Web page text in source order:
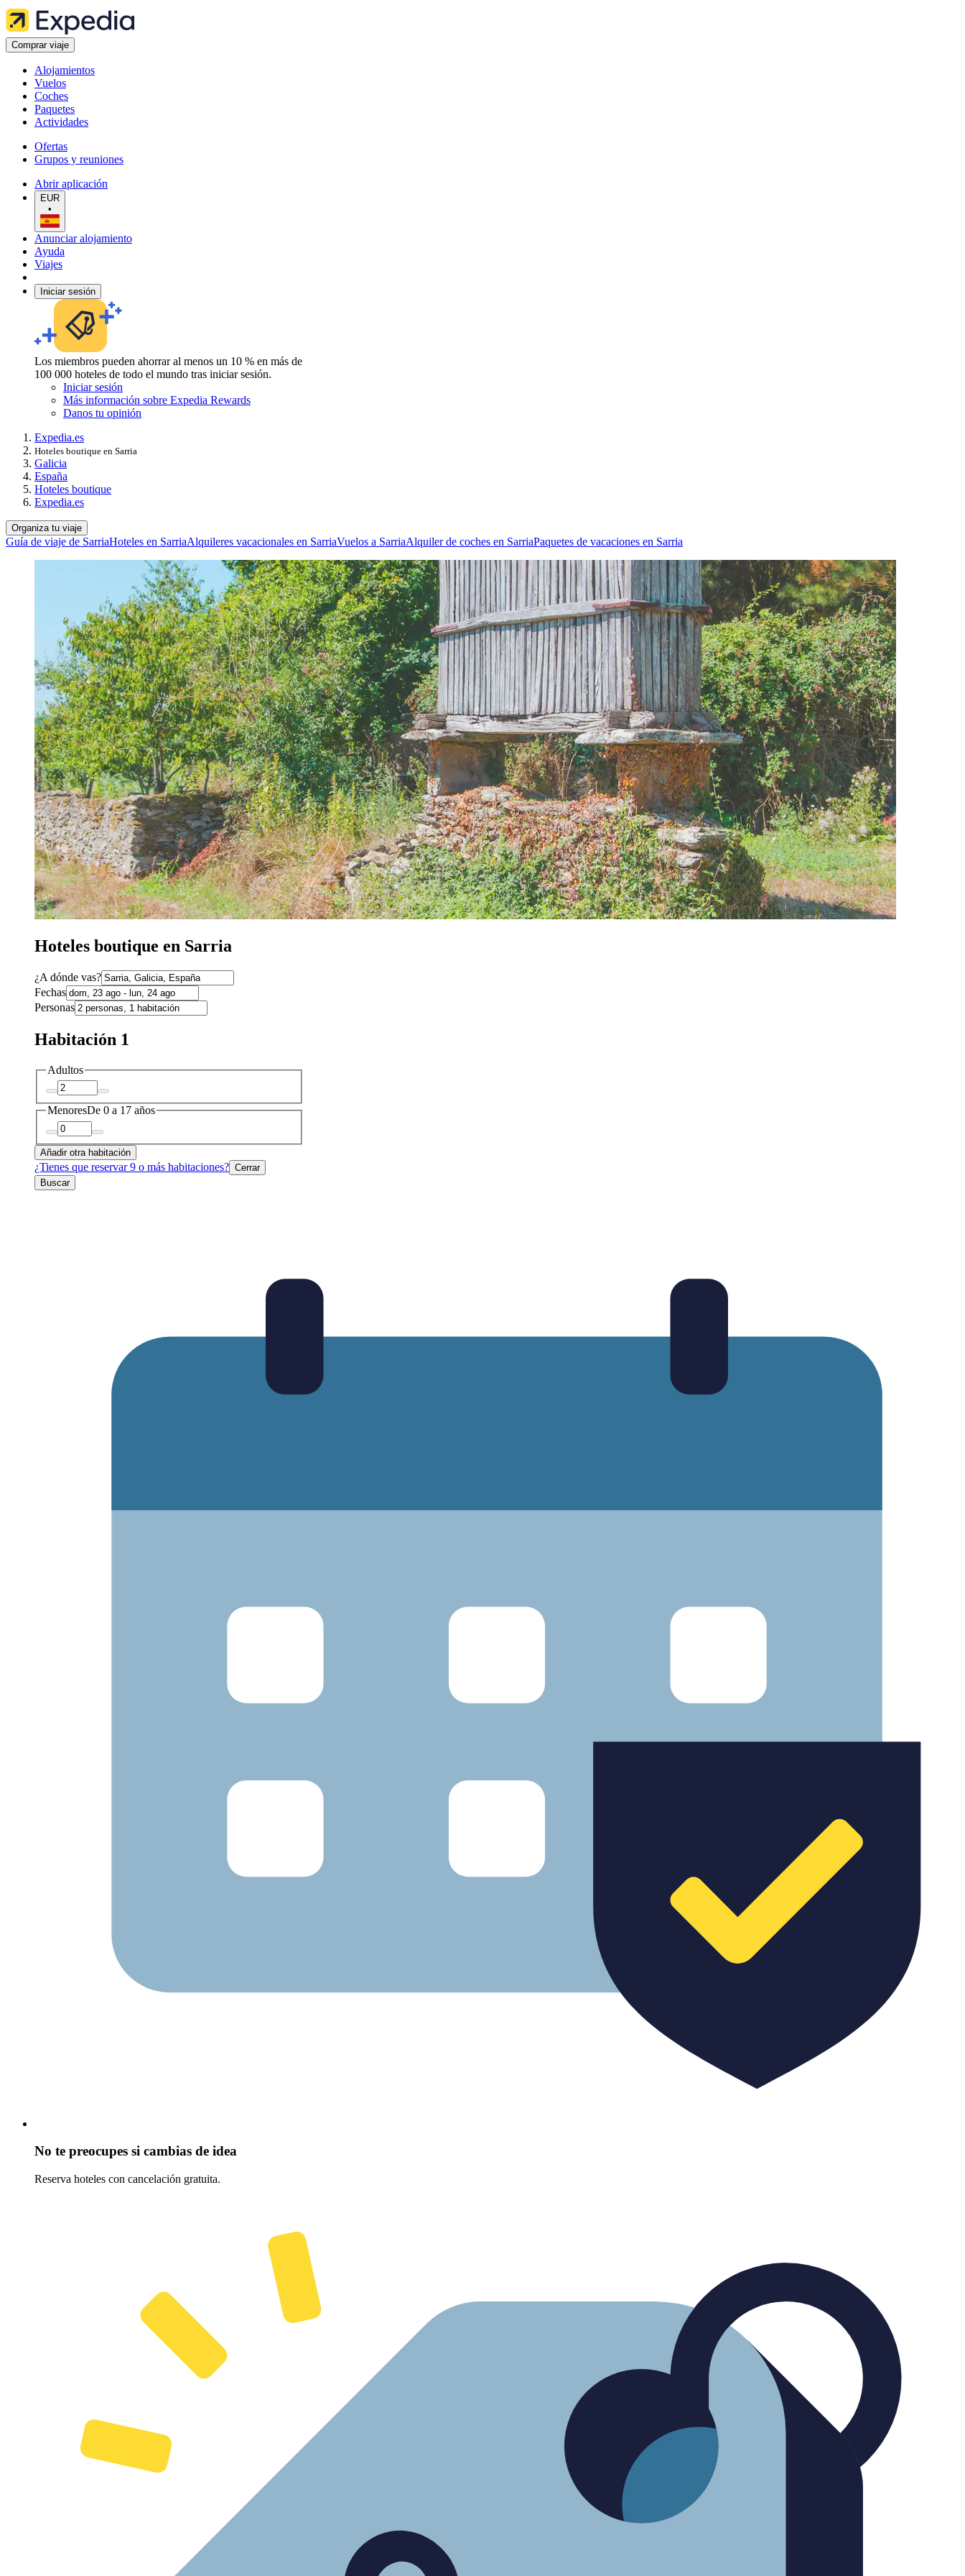
Comprar viaje
Alojamientos
Vuelos
Coches
Paquetes
Actividades
Ofertas
Grupos y reuniones
Abrir aplicación
EUR
•
Anunciar alojamiento
Ayuda
Viajes
Iniciar sesión
Los miembros pueden ahorrar al menos un 10 % en más de
100 000 hoteles de todo el mundo tras iniciar sesión.
Iniciar sesión
Más información sobre Expedia Rewards
Danos tu opinión
Expedia.es
Hoteles boutique en Sarria
Galicia
España
Hoteles boutique
Expedia.es
Organiza tu viaje
Guía de viaje de SarriaHoteles en SarriaAlquileres vacacionales en SarriaVuelos a SarriaAlquiler de coches en SarriaPaquetes de vacaciones en Sarria
Hoteles boutique en Sarria
¿A dónde vas?
Fechas
Personas
Habitación 1
Adultos
MenoresDe 0 a 17 años
Añadir otra habitación
¿Tienes que reservar 9 o más habitaciones? Cerrar
Buscar
No te preocupes si cambias de idea
Reserva hoteles con cancelación gratuita.